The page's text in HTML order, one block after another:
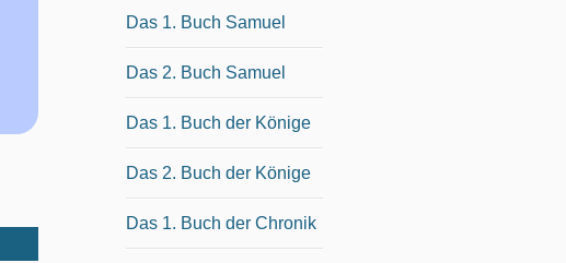
Das 1. Buch Samuel
Das 2. Buch Samuel
Das 1. Buch der Könige
Das 2. Buch der Könige
Das 1. Buch der Chronik